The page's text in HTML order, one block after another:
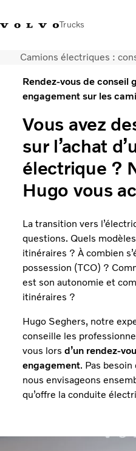
Trucks
+32-2 482 51 11JobsMerchandise
Solutions de transport
Camions
Services
Notre société
Presse et médias
Transition énergétique
Camions électriques :
Rendez-vous de conseil
engagement sur les
Vous avez
sur l’achat
électrique ?
Hugo vous
La transition vers
questions. Quels
itinéraires ? À combien
possession (TCO) ?
est son autonomie et
itinéraires ?
Hugo Seghers, notre
conseille les
vous lorsd’un rendez-
engagement. Pas
nous envisageons
qu’offre la conduite